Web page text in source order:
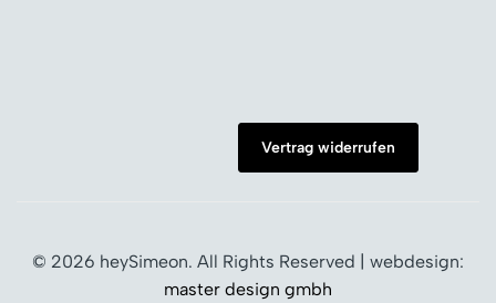
© 2026 heySimeon. All Rights Reserved | webdesign:
master design gmbh
Vertrag widerrufen